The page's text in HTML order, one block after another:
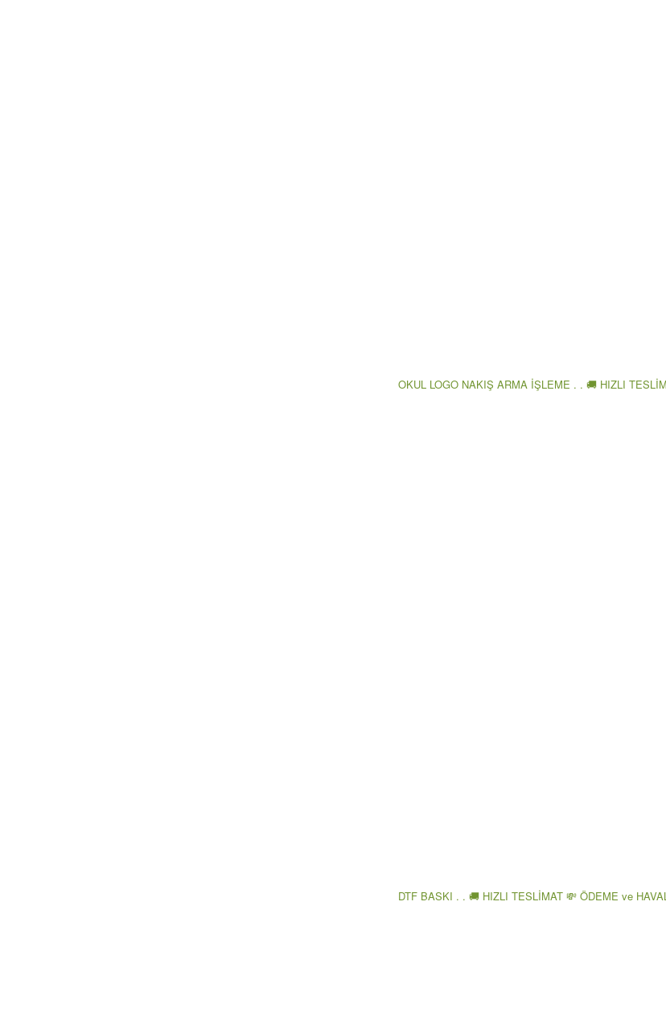
OKUL LOGO NAKIŞ ARMA İŞLEME . . 🚚 HIZLI
DTF BASKI . . 🚚 HIZLI TESLİMAT 💸 ÖDEME ve